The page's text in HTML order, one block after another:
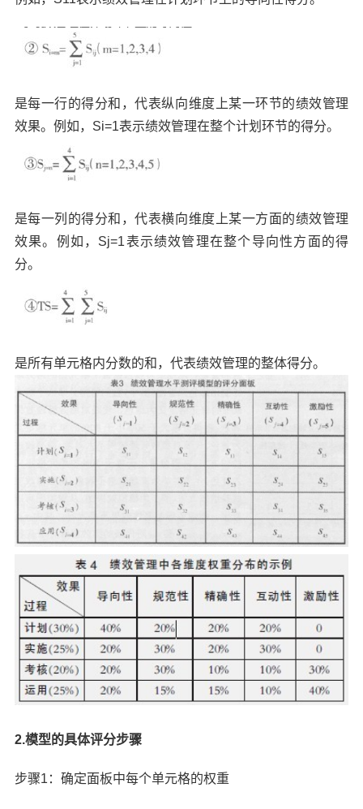
是每一行的得分和，代表纵向维度上某一环节的绩效管理
效果。例如，Si=1表示绩效管理在整个计划环节的得分。
是每一列的得分和，代表横向维度上某一方面的绩效管理
效果。例如，Sj=1表示绩效管理在整个导向性方面的得
分。
是所有单元格内分数的和，代表绩效管理的整体得分。
2.模型的具体评分步骤
步骤1：确定面板中每个单元格的权重